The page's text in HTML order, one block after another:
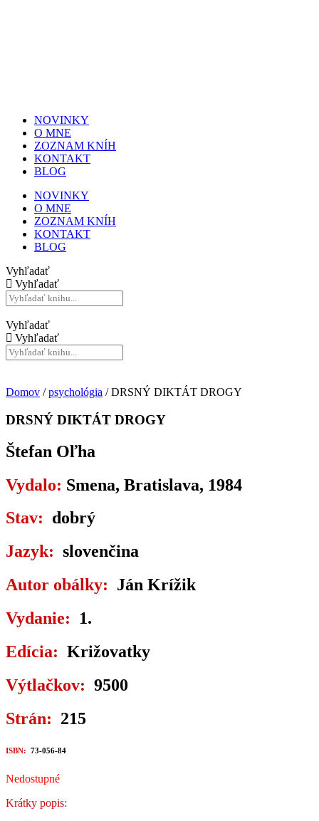
NOVINKY
O MNE
ZOZNAM KNÍH
KONTAKT
BLOG
NOVINKY
O MNE
ZOZNAM KNÍH
KONTAKT
BLOG
Vyhľadať
Vyhľadať
Vyhľadať
Vyhľadať
Domov /psychológia / DRSNÝ DIKTÁT DROGY
DRSNÝ DIKTÁT DROGY
Štefan Oľha
Vydalo: Smena, Bratislava, 1984
Stav: dobrý
Jazyk: slovenčina
Autor obálky: Ján Krížik
Vydanie: 1.
Edícia: Križovatky
Výtlačkov: 9500
Strán: 215
ISBN: 73-056-84
Nedostupné
Krátky popis: